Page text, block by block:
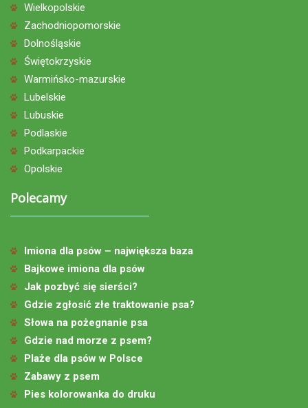
Wielkopolskie
Zachodniopomorskie
Dolnośląskie
Świętokrzyskie
Warmińsko-mazurskie
Lubelskie
Lubuskie
Podlaskie
Podkarpackie
Opolskie
Polecamy
Imiona dla psów – największa baza
Bajkowe imiona dla psów
Jak pozbyć się sierści?
Gdzie zgłosić złe traktowanie psa?
Słowa na pożegnanie psa
Gdzie nad morze z psem?
Plaże dla psów w Polsce
Zabawy z psem
Pies kolorowanka do druku